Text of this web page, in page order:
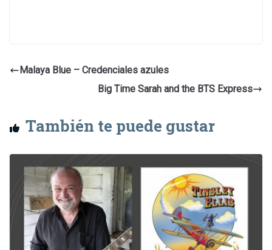
Malaya Blue – Credenciales azules
Big Time Sarah and the BTS Express
También te puede gustar